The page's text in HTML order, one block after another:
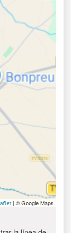
| © Google Maps